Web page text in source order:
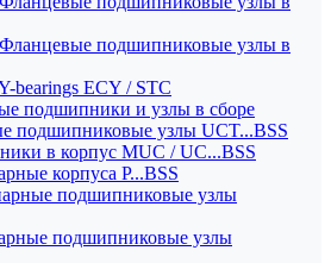
подшипниковые узлы в
bearings ECY / STC
подшипники и узлы в сборе
подшипниковые узлы UCT...BSS
в корпус MUC / UC...BSS
корпуса P...BSS
подшипниковые узлы
подшипниковые узлы